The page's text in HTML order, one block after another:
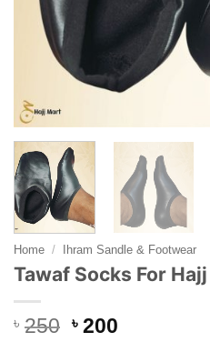
Home / Ihram Sandle & Footwear
Tawaf Socks For
৳ 250 Original
৳ 200Current